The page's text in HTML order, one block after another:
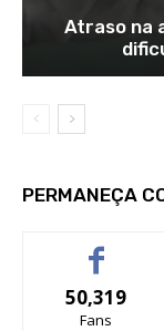
Atraso na
PERMANEÇA
50,319
Fans